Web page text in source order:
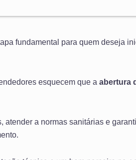
fundamental para quem deseja
esquecem que a abertura
atender a normas sanitárias e